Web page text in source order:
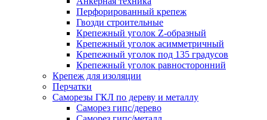
Перфорированный крепеж
Гвозди строительные
Крепежный уголок Z-образный
Крепежный уголок асимметричный
Крепежный уголок под 135 градусов
Крепежный уголок равносторонний
Крепеж для изоляции
Перчатки
Саморезы ГКЛ по дереву и металлу
Саморез гипс/дерево